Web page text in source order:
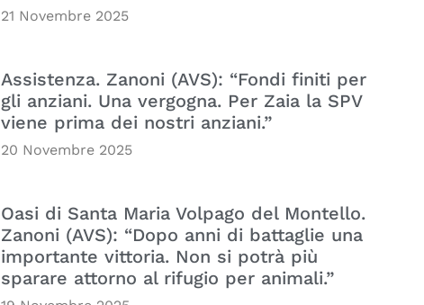
21 Novembre 2025
Assistenza. Zanoni (AVS): “Fondi finiti per
gli anziani. Una vergogna. Per Zaia la SPV
viene prima dei nostri anziani.”
20 Novembre 2025
Oasi di Santa Maria Volpago del Montello.
Zanoni (AVS): “Dopo anni di battaglie una
importante vittoria. Non si potrà più
sparare attorno al rifugio per animali.”